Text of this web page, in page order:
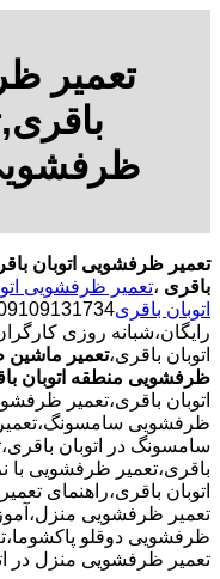
تعمیر
تعمیر ظرفشویی اتوبان
باقری ،تعمیر ظرفشویی
اتوبان باقری
رایگان،شبانه روزی
اتوبان باقری،تعمیر ماشین
ظرفشویی منطقه اتوبان
اتوبان باقری،تعمیر
ظرفشویی
سامسونگ در اتوبان
باقری،تعمیر ظرفشویی با
اتوبان باقری،راهنمای
تعمیر ظرفشویی
ظرفشویی دوقلو
تعمیر ظرفشویی منزل در